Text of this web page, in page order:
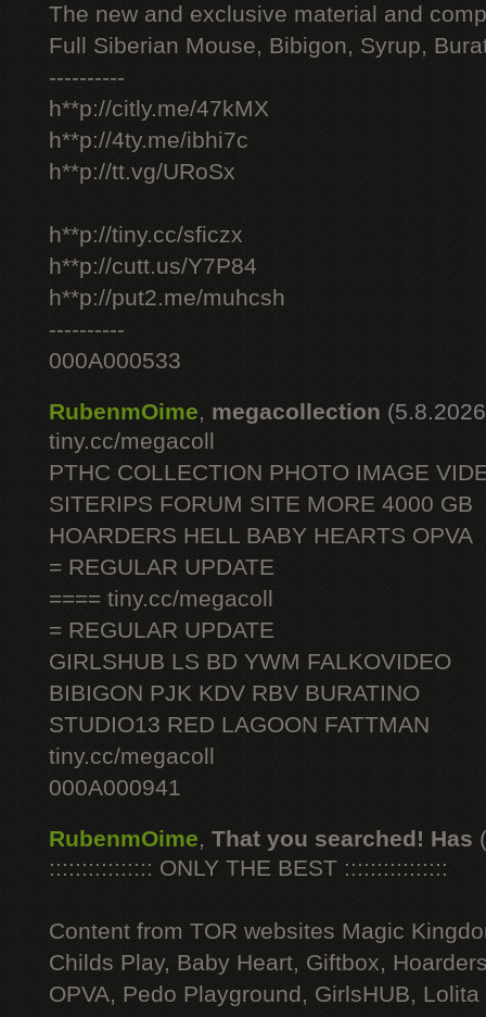
The new and exclusive material and
Full Siberian Mouse, Bibigon, Syrup,
----------
h**p://citly.me/47kMX
h**p://4ty.me/ibhi7c
h**p://tt.vg/URoSx
h**p://tiny.cc/sficzx
h**p://cutt.us/Y7P84
h**p://put2.me/muhcsh
----------
000A000533
RubenmOime, megacollection
tiny.cc/megacoll
PTHC COLLECTION PHOTO IMAGE
SITERIPS FORUM SITE MORE 4000 GB
HOARDERS HELL BABY HEARTS OPVA
= REGULAR UPDATE
==== tiny.cc/megacoll
= REGULAR UPDATE
GIRLSHUB LS BD YWM FALKOVIDEO
BIBIGON PJK KDV RBV BURATINO
STUDIO13 RED LAGOON FATTMAN
tiny.cc/megacoll
000A000941
RubenmOime, That you searched! Has
:::::::::::::::: ONLY THE BEST ::::::::::::::::
Content from TOR websites Magic
Childs Play, Baby Heart, Giftbox,
OPVA, Pedo Playground, GirlsHUB, Lolita